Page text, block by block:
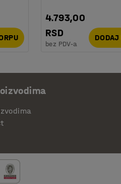
4.793,00
RSD
bez PDV-a
DODAJ